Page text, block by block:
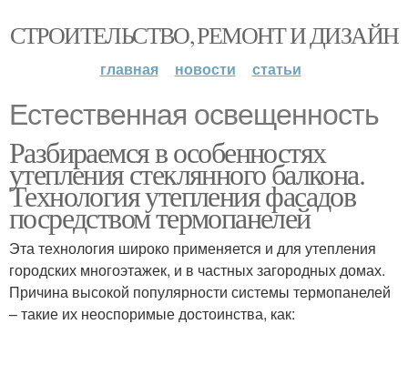
СТРОИТЕЛЬСТВО, РЕМОНТ И ДИЗАЙН
главная новости статьи
Естественная освещенность
Разбираемся в особенностях
утепления стеклянного балкона.
Технология утепления фасадов
посредством термопанелей
Эта технология широко применяется и для утепления
городских многоэтажек, и в частных загородных домах.
Причина высокой популярности системы термопанелей
– такие их неоспоримые достоинства, как: